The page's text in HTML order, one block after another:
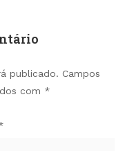
publicado. Campos
com *